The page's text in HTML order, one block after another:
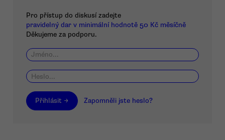
Pro přístup do diskusí zadejte
pravidelný dar v minimální hodnotě 50 Kč měsíčně
Děkujeme za podporu.
Přihlásit → Zapomněli jste heslo?